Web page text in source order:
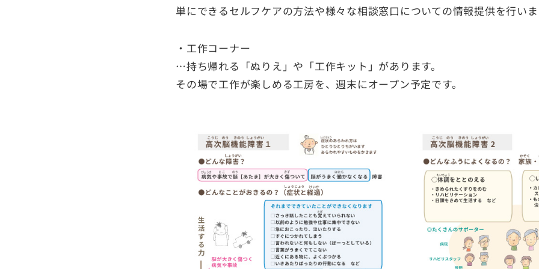
単にできるセルフケアの方法や様々な相談窓口についての情報提供を行い
・工作コーナー
…持ち帰れる「ぬりえ」や「工作キット」があります。
その場で工作が楽しめる工房を、週末にオープン予定です。